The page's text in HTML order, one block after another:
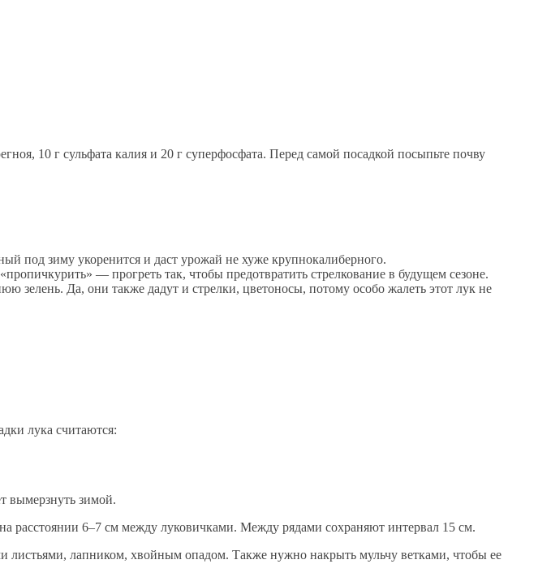
10 г сульфата калия и 20 г суперфосфата. Перед самой посадкой посыпьте почву
под зиму укоренится и даст урожай не хуже крупнокалиберного.
— прогреть так, чтобы предотвратить стрелкование в будущем сезоне.
Да, они также дадут и стрелки, цветоносы, потому особо жалеть этот лук не
лука считаются:
вымерзнуть зимой.
расстоянии 6–7 см между луковичками. Между рядами сохраняют интервал 15 см.
листьями, лапником, хвойным опадом. Также нужно накрыть мульчу ветками, чтобы ее